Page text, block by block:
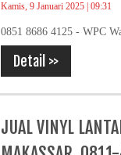
Kamis, 9 Januari 2025 | 09:31
0851 8686 4125 - WPC
Detail >>
JUAL VINYL